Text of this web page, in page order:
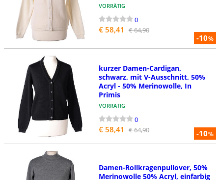
-10%
VORRÄTIG
0
€ 58,41 € 64,90
-10%
kurzer Damen-Cardigan,
schwarz, mit V-Ausschnitt, 50%
Acryl - 50% Merinowolle, In
Primis
VORRÄTIG
0
€ 58,41 € 64,90
Damen-Rollkragenpullover, 50%
Merinowolle 50% Acryl, einfarbig